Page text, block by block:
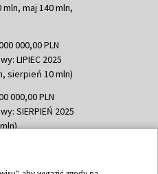
maj 140 mln,
000,00 PLN
LIPIEC 2025
sierpień 10 mln)
000,00 PLN
SIERPIEŃ 2025
051,21 PLN